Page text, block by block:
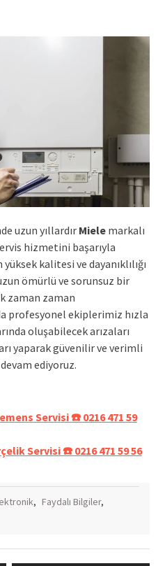
uzun yıllardır Mielemarkalı
hizmetini başarıyla
kalitesi ve dayanıklılığı
ömürlü ve sorunsuz bir
zaman zaman
profesyonel ekiplerimiz hızla
oluşabilecek arızaları
yaparak güvenilir ve verimli
ediyoruz.
Servisi ☎️ 0216 471 59
Servisi ☎️ 0216 471 59 56
, Faydalı Bilgiler,